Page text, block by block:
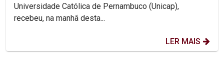
Universidade Católica de Pernambuco (Unicap),
recebeu, na manhã desta...
LER MAIS